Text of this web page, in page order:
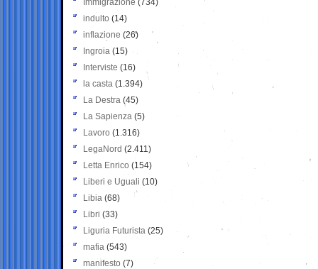
Immigrazione (734)
indulto (14)
inflazione (26)
Ingroia (15)
Interviste (16)
la casta (1.394)
La Destra (45)
La Sapienza (5)
Lavoro (1.316)
LegaNord (2.411)
Letta Enrico (154)
Liberi e Uguali (10)
Libia (68)
Libri (33)
Liguria Futurista (25)
mafia (543)
manifesto (7)